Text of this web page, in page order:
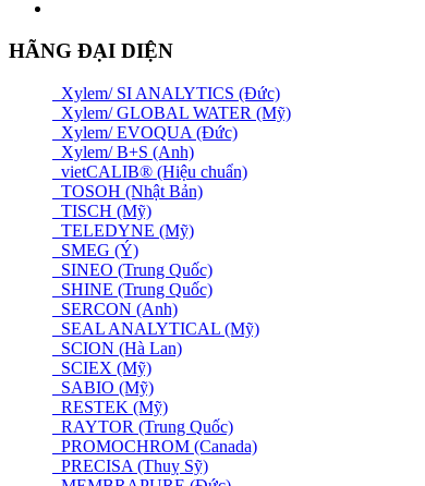
HÃNG ĐẠI DIỆN
Xylem/ SI ANALYTICS (Đức)
Xylem/ GLOBAL WATER (Mỹ)
Xylem/ EVOQUA (Đức)
Xylem/ B+S (Anh)
vietCALIB® (Hiệu chuẩn)
TOSOH (Nhật Bản)
TISCH (Mỹ)
TELEDYNE (Mỹ)
SMEG (Ý)
SINEO (Trung Quốc)
SHINE (Trung Quốc)
SERCON (Anh)
SEAL ANALYTICAL (Mỹ)
SCION (Hà Lan)
SCIEX (Mỹ)
SABIO (Mỹ)
RESTEK (Mỹ)
RAYTOR (Trung Quốc)
PROMOCHROM (Canada)
PRECISA (Thuỵ Sỹ)